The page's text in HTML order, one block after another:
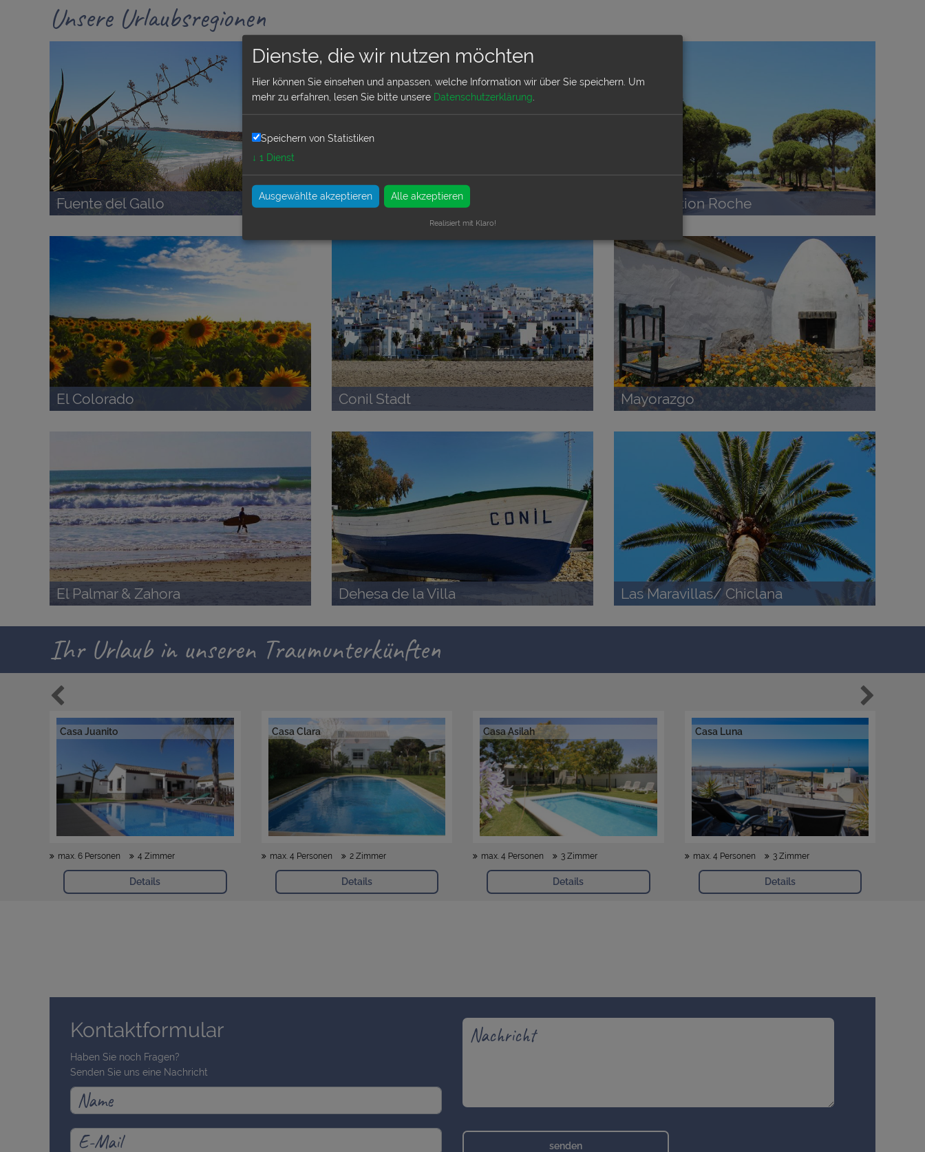
Unsere Urlaubsregionen
Fuente del Gallo Roche Viejo Urbanisation Roche
El Colorado Conil Stadt Mayorazgo
El Palmar & Zahora Dehesa de la Villa Las Maravillas/ Chiclana
Ihr Urlaub in unseren Traumunterkünften
Casa Juanito
max. 6 Personen 4 Zimmer
Details
Casa Clara
max. 4 Personen 2 Zimmer
Details
Casa Asilah
max. 4 Personen 3 Zimmer
Details
Casa Luna
max. 4 Personen 3 Zimmer
Details
Kontaktformular
Haben Sie noch Fragen?
Senden Sie uns eine Nachricht
senden
Dienste, die wir nutzen möchten
Hier können Sie einsehen und anpassen, welche Information wir über Sie speichern. Um
mehr zu erfahren, lesen Sie bitte unsere Datenschutzerklärung
Speichern von Statistiken
↓ 1 Dienst
Ausgewählte akzeptieren Alle akzeptieren
Realisiert mit Klaro!